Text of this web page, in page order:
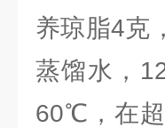
养琼脂4克
蒸馏水，
60℃，在